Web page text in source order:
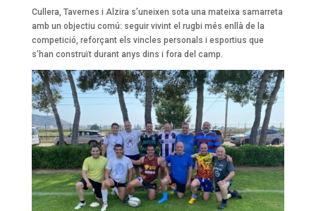
Cullera, Tavernes i Alzira s’uneixen sota una mateixa samarreta
amb un objectiu comú: seguir vivint el rugbi més enllà de la
competició, reforçant els vincles personals i esportius que
s’han construït durant anys dins i fora del camp.